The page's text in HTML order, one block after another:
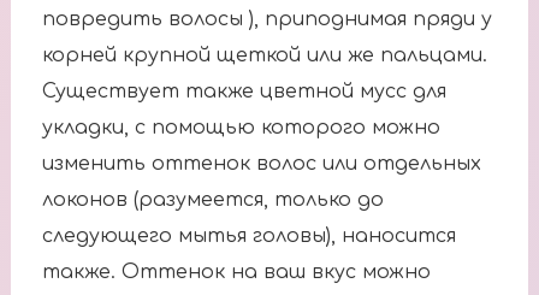
повредить волосы ), приподнимая пряди у
корней крупной щеткой или же пальцами.
Существует также цветной мусс для
укладки, с помощью которого можно
изменить оттенок волос или отдельных
локонов (разумеется, только до
следующего мытья головы), наносится
также. Оттенок на ваш вкус можно